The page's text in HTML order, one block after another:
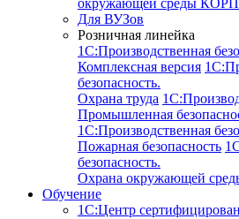
окружающей среды КОРП
Для ВУЗов
Розничная линейка
1C:Производственная
Комплексная версия
безопасность.
Охрана труда
Промышленная
1C:Производственная
Пожарная безопасность
безопасность.
Охрана окружающей
Обучение
1C:Центр